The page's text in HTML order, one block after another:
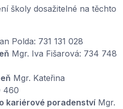
školy dosažitelné na těchto
Polda: 731 131 028
Mgr. Iva Fišarová: 734 748
Mgr. Kateřina
460
kariérové poradenství Mgr.